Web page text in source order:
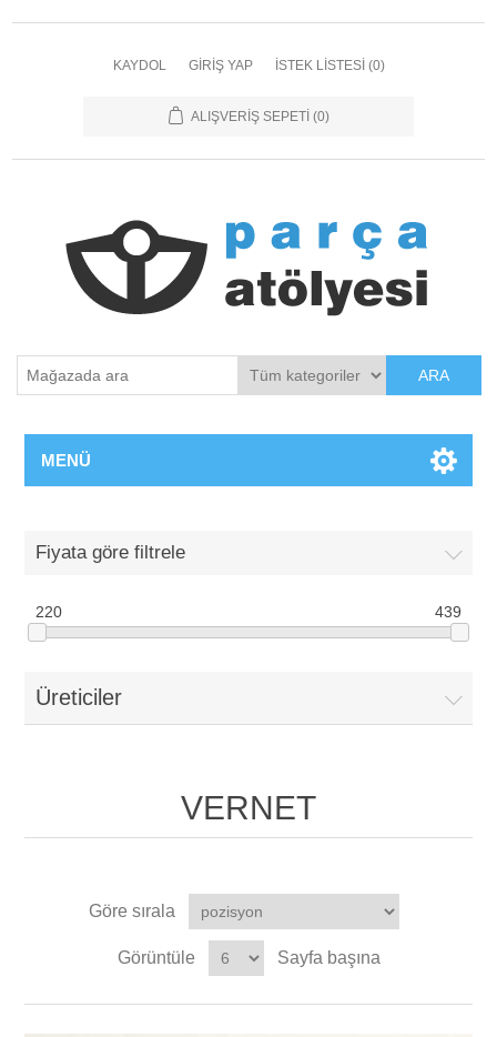
KAYDOL GIRIŞ YAP İSTEK LISTESI (0)
ALIŞVERIŞ SEPETI (0)
ARA
MENÜ
Fiyata göre filtrele
220 439
Üreticiler
VERNET
Göre sırala
Görüntüle Sayfa başına